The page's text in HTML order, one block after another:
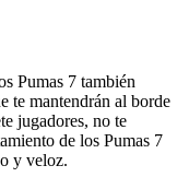
Pumas 7 también
te mantendrán al borde
jugadores, no te
de los Pumas 7
y veloz.